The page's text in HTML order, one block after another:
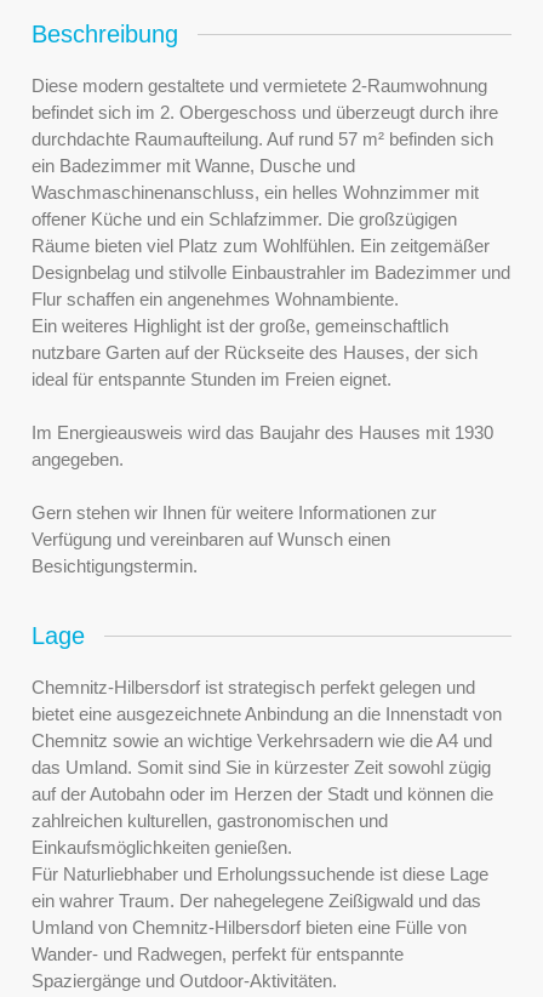
Beschreibung
Diese modern gestaltete und vermietete 2-Raumwohnung
befindet sich im 2. Obergeschoss und überzeugt durch ihre
durchdachte Raumaufteilung. Auf rund 57 m² befinden sich
ein Badezimmer mit Wanne, Dusche und
Waschmaschinenanschluss, ein helles Wohnzimmer mit
offener Küche und ein Schlafzimmer. Die großzügigen
Räume bieten viel Platz zum Wohlfühlen. Ein zeitgemäßer
Designbelag und stilvolle Einbaustrahler im Badezimmer und
Flur schaffen ein angenehmes Wohnambiente.
Ein weiteres Highlight ist der große, gemeinschaftlich
nutzbare Garten auf der Rückseite des Hauses, der sich
ideal für entspannte Stunden im Freien eignet.
Im Energieausweis wird das Baujahr des Hauses mit 1930
angegeben.
Gern stehen wir Ihnen für weitere Informationen zur
Verfügung und vereinbaren auf Wunsch einen
Besichtigungstermin.
Lage
Chemnitz-Hilbersdorf ist strategisch perfekt gelegen und
bietet eine ausgezeichnete Anbindung an die Innenstadt von
Chemnitz sowie an wichtige Verkehrsadern wie die A4 und
das Umland. Somit sind Sie in kürzester Zeit sowohl zügig
auf der Autobahn oder im Herzen der Stadt und können die
zahlreichen kulturellen, gastronomischen und
Einkaufsmöglichkeiten genießen.
Für Naturliebhaber und Erholungssuchende ist diese Lage
ein wahrer Traum. Der nahegelegene Zeißigwald und das
Umland von Chemnitz-Hilbersdorf bieten eine Fülle von
Wander- und Radwegen, perfekt für entspannte
Spaziergänge und Outdoor-Aktivitäten.